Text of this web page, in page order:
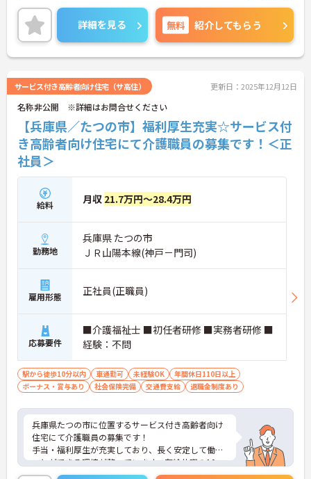
細をお話しいたしますのでお気軽にご相談くださ
い。
詳細を見る 無料 紹介してもらう
サービス付き高齢者向け住宅（サ高住） 更新日：2025年12月12日
名称非公開 ※詳細はお問合せください
【兵庫県／たつの市】福利厚生充実☆サービス付
き高齢者向け住宅にて介護職員の募集です！＜正
社員＞
給料 月収 21.7万円～28.4万円
勤務地
兵庫県 たつの市
ＪＲ山陽本線(神戸－門司)
雇用形態 正社員(正職員)
応募要件
■介護福祉士 ■初任者研修 ■実務者研修 ■
経験：不問
駅から徒歩10分以内 車通勤可 未経験OK
年間休日110日以上
ボーナス・賞与あり
社会保険完備 交通費支給 退職金制度あり
兵庫県たつの市に位置するサービス付き高齢者向け
住宅にて介護職員の募集です！
手当・福利厚生が充実しており、長く安定して働く
ことができる環境が整っています。有給休暇の10
0％取得も推奨されており、プライベートを大切に